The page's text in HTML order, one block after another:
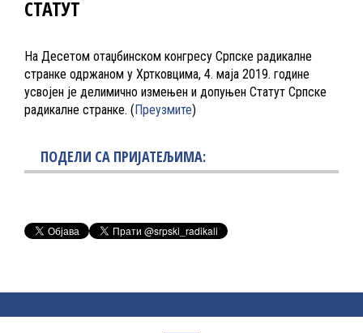
СТАТУТ
На Десетом отаџбинском конгресу Српске радикалне
странке одржаном у Хртковцима, 4. маја 2019. године
усвојен је делимично измењен и допуњен Статут Српске
радикалне странке. (Преузмите)
ПОДЕЛИ СА ПРИЈАТЕЉИМА: